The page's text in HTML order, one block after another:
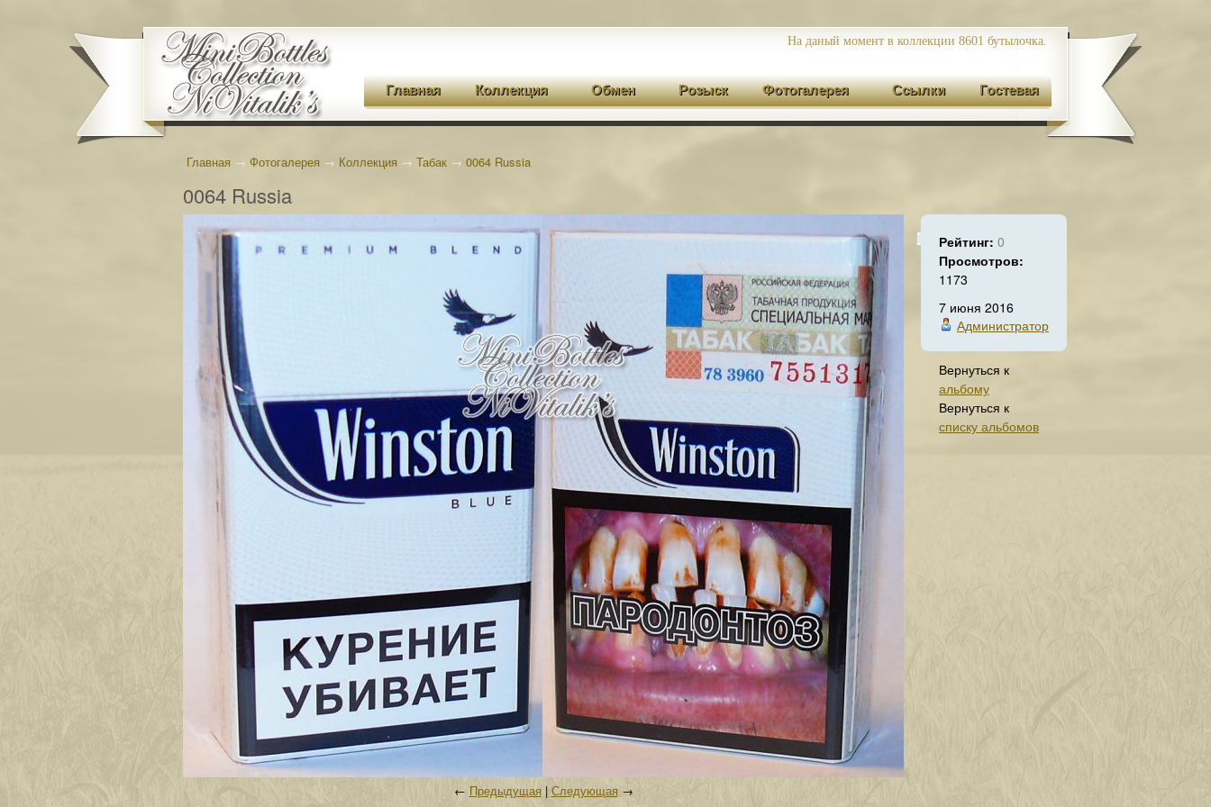
На даный момент в коллекции 8601 бутылочка.
Главная Коллекция Обмен Розыск Фотогалерея Ссылки Гостевая
Главная → Фотогалерея → Коллекция → Табак → 0064 Russia
0064 Russia
← Предыдущая| Следующая→
Рейтинг: 0
Просмотров:
1173
7 июня 2016
Администратор
Вернуться к
альбому
Вернуться к
списку альбомов